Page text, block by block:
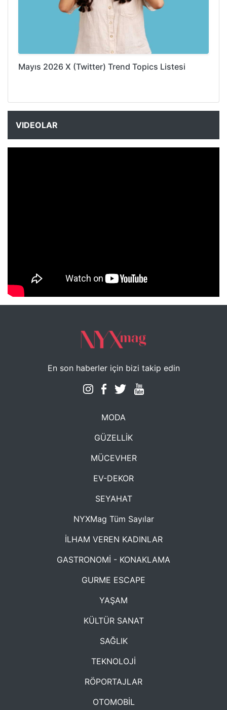
Mayıs 2026 X (Twitter) Trend Topics Listesi
VIDEOLAR
NYXmag 2. Yaş Kutlama Etkinliği
En son haberler için bizi takip edin
MODA
GÜZELLİK
MÜCEVHER
EV-DEKOR
SEYAHAT
NYXMag Tüm Sayılar
İLHAM VEREN KADINLAR
GASTRONOMİ - KONAKLAMA
GURME ESCAPE
YAŞAM
KÜLTÜR SANAT
SAĞLIK
TEKNOLOJİ
RÖPORTAJLAR
OTOMOBİL